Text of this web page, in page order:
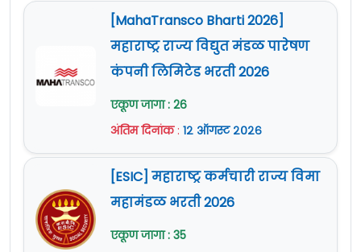
[MahaTransco Bharti 2026]
महाराष्ट्र राज्य विद्युत मंडळ पारेषण
कंपनी लिमिटेड भरती 2026
एकूण जागा : 26
अंतिम दिनांक: १२ ऑगस्ट २०२६
[ESIC] महाराष्ट्र कर्मचारी राज्य विमा
महामंडळ भरती 2026
एकूण जागा : 35